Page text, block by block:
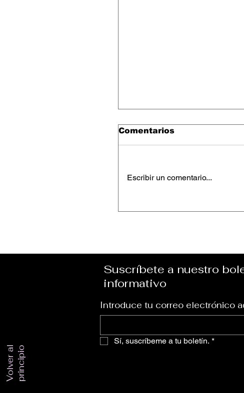
Comentarios
Escribir un comentario...
V
o
l
v
e
r
a
l
p
r
i
n
c
i
p
io
Suscríbete a nuestro
informativo
Introduce tu correo electrónico
Sí, suscríbeme a tu boletín. *